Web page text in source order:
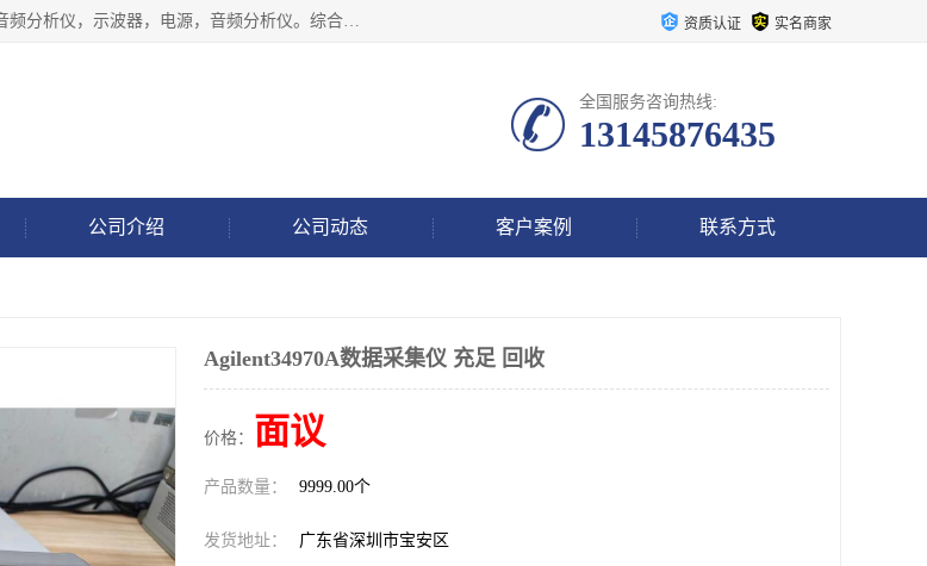
深圳市捷威信电子仪器有限公司主营产品：频谱分析仪.信号发生器.网络分析仪.音频分析仪，示波器，电源，音频分析仪。综合测试仪。蓝牙测试仪等 资质认证 实名商家
全国服务咨询热线:
13145876435
公司介绍 公司动态 客户案例 联系方式
Agilent34970A数据采集仪 充足 回收
价格： 面议
产品数量： 9999.00个
发货地址： 广东省深圳市宝安区